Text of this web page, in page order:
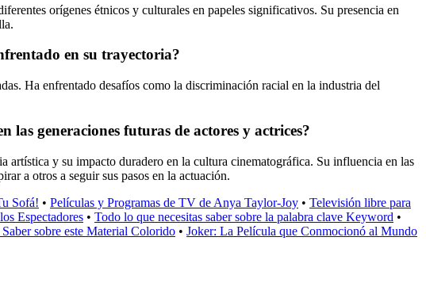
orígenes étnicos y culturales en papeles significativos. Su presencia en
en su trayectoria?
Ha enfrentado desafíos como la discriminación racial en la industria del
generaciones futuras de actores y actrices?
artística y su impacto duradero en la cultura cinematográfica. Su influencia en las
a otros a seguir sus pasos en la actuación.
Sofá! • Películas y Programas de TV de Anya Taylor-Joy • Televisión libre para
Espectadores • Todo lo que necesitas saber sobre la palabra clave Keyword •
sobre este Material Colorido • Joker: La Película que Conmocionó al Mundo